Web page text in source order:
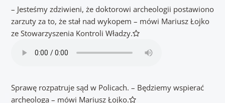
– Jesteśmy zdziwieni, że doktorowi archeologii postawiono
zarzuty za to, że stał nad wykopem – mówi Mariusz Łojko
ze Stowarzyszenia Kontroli Władzy.
Sprawę rozpatruje sąd w Policach. – Będziemy wspierać
archeologa – mówi Mariusz Łojko.